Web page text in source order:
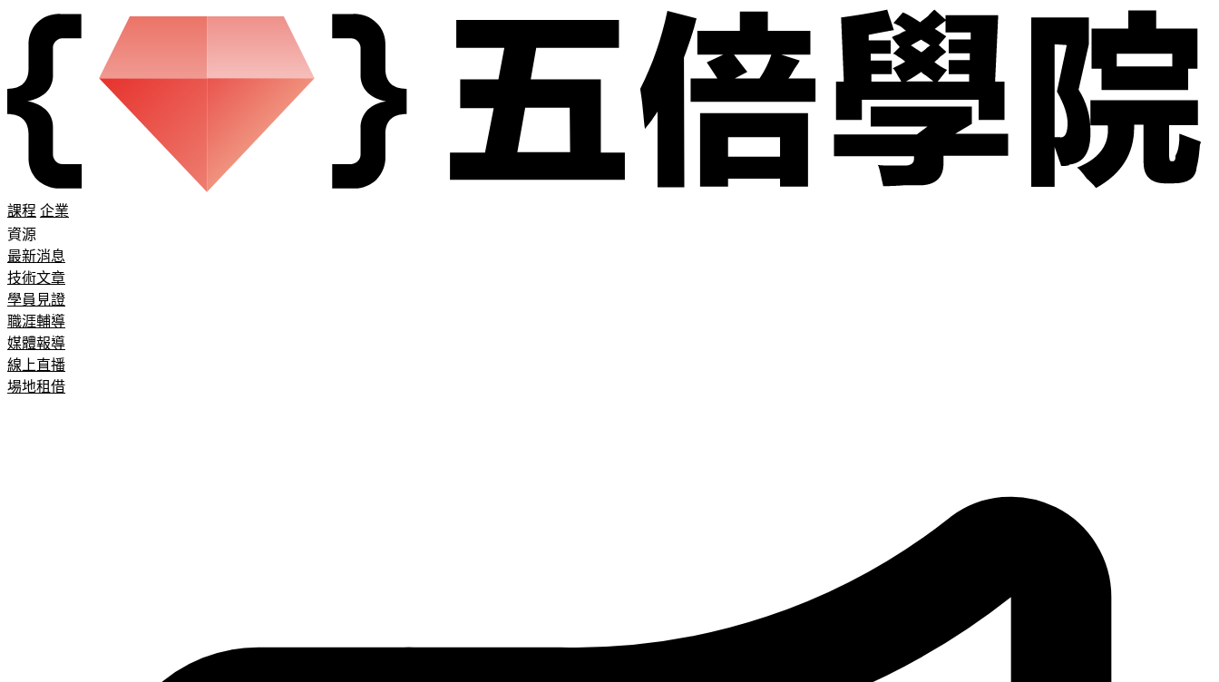
課程 企業
資源
最新消息
技術文章
學員見證
職涯輔導
媒體報導
線上直播
場地租借